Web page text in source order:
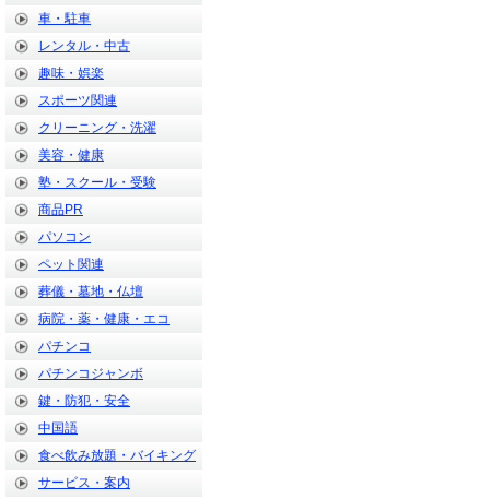
車・駐車
レンタル・中古
趣味・娯楽
スポーツ関連
クリーニング・洗濯
美容・健康
塾・スクール・受験
商品PR
パソコン
ペット関連
葬儀・墓地・仏壇
病院・薬・健康・エコ
パチンコ
パチンコジャンボ
鍵・防犯・安全
中国語
食べ飲み放題・バイキング
サービス・案内